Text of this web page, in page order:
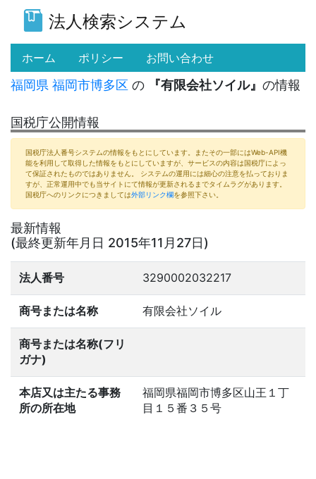
法人検索システム
ホーム (current)
ポリシー お問い合わせ
福岡県 福岡市博多区 の 『有限会社ソイル』 の情報
国税庁公開情報
国税庁法人番号システムの情報をもとにしています。またその一部にはWeb-API機
能を利用して取得した情報をもとにしていますが、サービスの内容は国税庁によっ
て保証されたものではありません。 システムの運用には細心の注意を払っておりま
すが、正常運用中でも当サイトにて情報が更新されるまでタイムラグがあります。
国税庁へのリンクにつきましては外部リンク欄を参照下さい。
最新情報
(最終更新年月日 2015年11月27日)
法人番号 3290002032217
商号または名称 有限会社ソイル
商号または名称(フリ
ガナ)
本店又は主たる事務
所の所在地
福岡県福岡市博多区山王１丁
目１５番３５号